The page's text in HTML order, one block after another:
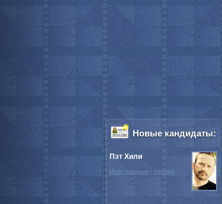
Новые кандидаты:
Пэт Хили
Иностранные / Актёры